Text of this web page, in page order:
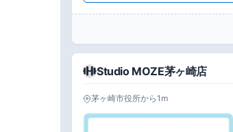
Studio MOZE茅ヶ崎店
茅ヶ崎市役所から1m